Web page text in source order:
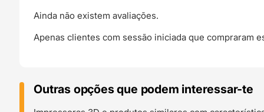
Ainda não existem avaliações.
Apenas clientes com sessão iniciada que compraram
Outras opções que podem interessar-te